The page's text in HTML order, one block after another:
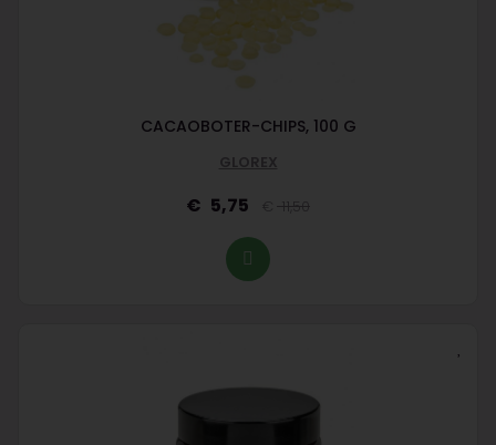
CACAOBOTER-CHIPS, 100 G
GLOREX
5,75 11,50